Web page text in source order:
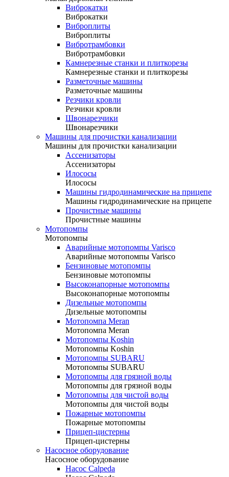
Виброкатки
Виброкатки
Виброплиты
Виброплиты
Вибротрамбовки
Вибротрамбовки
Камнерезные станки и плиткорезы
Камнерезные станки и плиткорезы
Разметочные машины
Разметочные машины
Резчики кровли
Резчики кровли
Швонарезчики
Швонарезчики
Машины для прочистки канализации
Машины для прочистки канализации
Ассенизаторы
Ассенизаторы
Илососы
Илососы
Машины гидродинамические на прицепе
Машины гидродинамические на прицепе
Прочистные машины
Прочистные машины
Мотопомпы
Мотопомпы
Аварийные мотопомпы Varisco
Аварийные мотопомпы Varisco
Бензиновые мотопомпы
Бензиновые мотопомпы
Высоконапорные мотопомпы
Высоконапорные мотопомпы
Дизельные мотопомпы
Дизельные мотопомпы
Мотопомпа Meran
Мотопомпа Meran
Мотопомпы Koshin
Мотопомпы Koshin
Мотопомпы SUBARU
Мотопомпы SUBARU
Мотопомпы для грязной воды
Мотопомпы для грязной воды
Мотопомпы для чистой воды
Мотопомпы для чистой воды
Пожарные мотопомпы
Пожарные мотопомпы
Прицеп-цистерны
Прицеп-цистерны
Насосное оборудование
Насосное оборудование
Насос Calpeda